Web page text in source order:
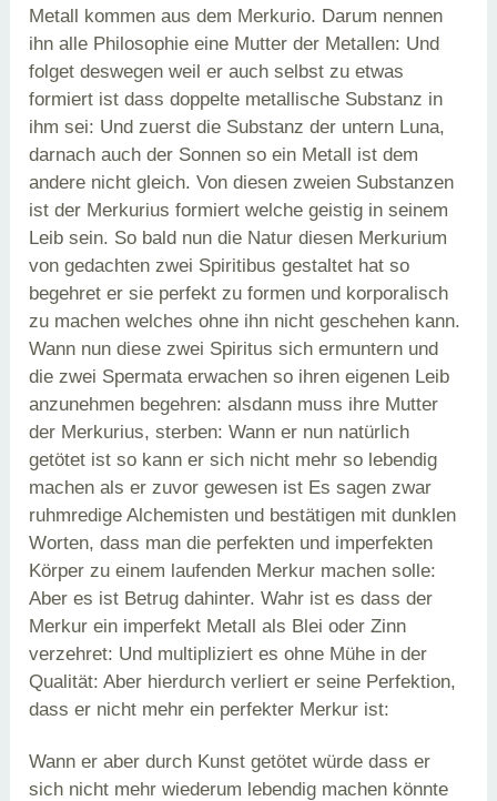
Metall kommen aus dem Merkurio. Darum nennen
ihn alle Philosophie eine Mutter der Metallen: Und
folget deswegen weil er auch selbst zu etwas
formiert ist dass doppelte metallische Substanz in
ihm sei: Und zuerst die Substanz der untern Luna,
darnach auch der Sonnen so ein Metall ist dem
andere nicht gleich. Von diesen zweien Substanzen
ist der Merkurius formiert welche geistig in seinem
Leib sein. So bald nun die Natur diesen Merkurium
von gedachten zwei Spiritibus gestaltet hat so
begehret er sie perfekt zu formen und korporalisch
zu machen welches ohne ihn nicht geschehen kann.
Wann nun diese zwei Spiritus sich ermuntern und
die zwei Spermata erwachen so ihren eigenen Leib
anzunehmen begehren: alsdann muss ihre Mutter
der Merkurius, sterben: Wann er nun natürlich
getötet ist so kann er sich nicht mehr so lebendig
machen als er zuvor gewesen ist Es sagen zwar
ruhmredige Alchemisten und bestätigen mit dunklen
Worten, dass man die perfekten und imperfekten
Körper zu einem laufenden Merkur machen solle:
Aber es ist Betrug dahinter. Wahr ist es dass der
Merkur ein imperfekt Metall als Blei oder Zinn
verzehret: Und multipliziert es ohne Mühe in der
Qualität: Aber hierdurch verliert er seine Perfektion,
dass er nicht mehr ein perfekter Merkur ist:
Wann er aber durch Kunst getötet würde dass er
sich nicht mehr wiederum lebendig machen könnte